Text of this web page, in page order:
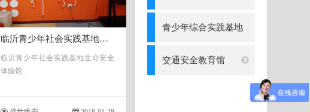
青少年综合实践基地
交通安全教育馆
临沂青少年社会实践基地生命安全体验馆
临沂青少年社会实践基地生命安全
体验馆...